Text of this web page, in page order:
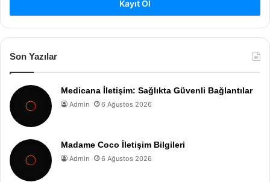
Kayıt Ol
Son Yazılar
Medicana İletişim: Sağlıkta Güvenli Bağlantılar
Admin 6 Ağustos 2026
Madame Coco İletişim Bilgileri
Admin 6 Ağustos 2026